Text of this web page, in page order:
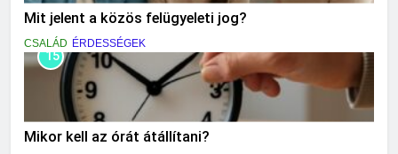
Mit jelent a közös felügyeleti jog?
CSALÁD ÉRDESSÉGEK
15
Mikor kell az órát átállítani?